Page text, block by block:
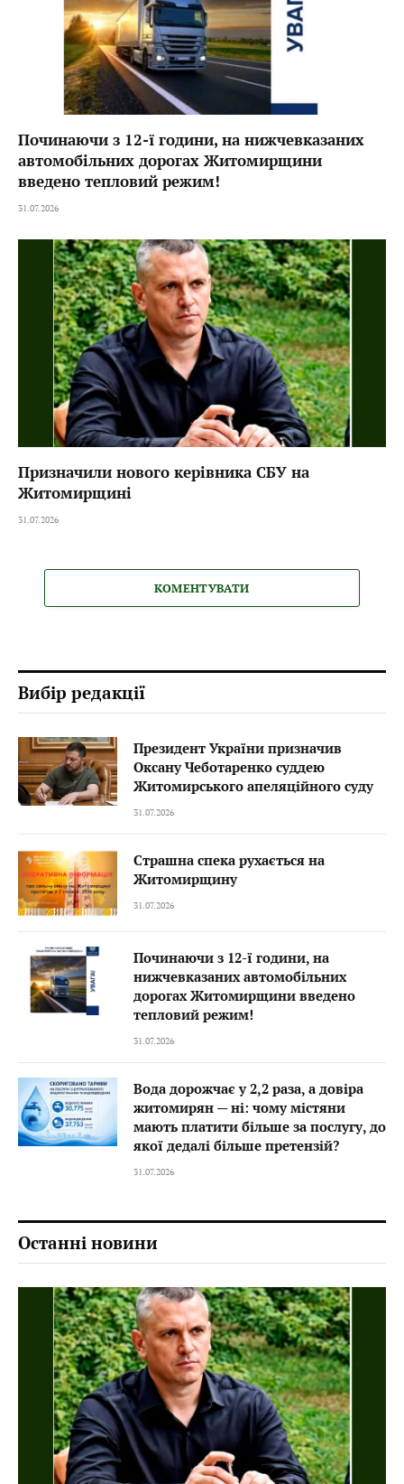
Починаючи з 12-ї години, на нижчевказаних
автомобільних дорогах Житомирщини
введено тепловий режим!
31.07.2026
Призначили нового керівника СБУ на
Житомирщині
31.07.2026
КОМЕНТУВАТИ
Вибір редакції
Президент України призначив
Оксану Чеботаренко суддею
Житомирського апеляційного суду
31.07.2026
Страшна спека рухається на
Житомирщину
31.07.2026
Починаючи з 12-ї години, на
нижчевказаних автомобільних
дорогах Житомирщини введено
тепловий режим!
31.07.2026
Вода дорожчає у 2,2 раза, а довіра
житомирян — ні: чому містяни
мають платити більше за послугу, до
якої дедалі більше претензій?
31.07.2026
Останні новини